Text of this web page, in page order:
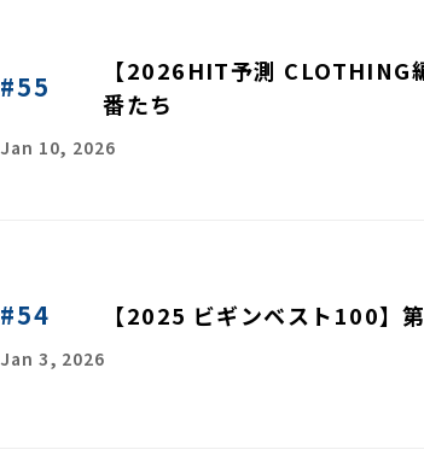
#55
【2026HIT予測 CLOTHING
番たち
Jan 10, 2026
#54 【2025 ビギンベスト100】
Jan 3, 2026